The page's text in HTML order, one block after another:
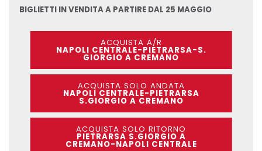
BIGLIETTI IN VENDITA A PARTIRE DAL 25 MAGGIO
ACQUISTA A/R
NAPOLI CENTRALE-PIETRARSA-S.
GIORGIO A CREMANO
ACQUISTA SOLO ANDATA
NAPOLI CENTRALE-PIETRARSA
S.GIORGIO A CREMANO
ACQUISTA SOLO RITORNO
PIETRARSA S.GIORGIO A
CREMANO-NAPOLI CENTRALE